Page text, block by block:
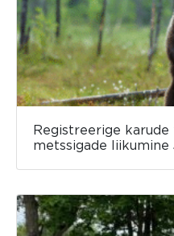
Registreerige
metssigade liikumine